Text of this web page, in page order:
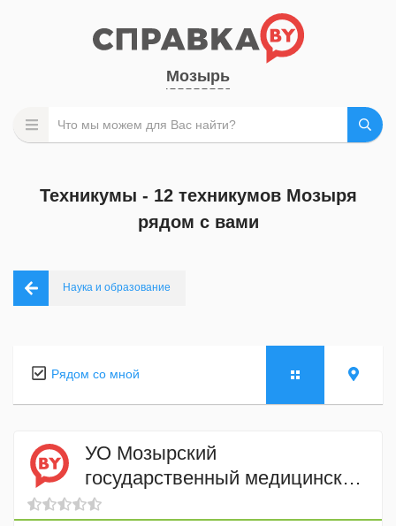
Мозырь
Техникумы - 12 техникумов Мозыря
рядом с вами
Наука и образование
Рядом со мной
УО Мозырский
государственный медицинский
колледж